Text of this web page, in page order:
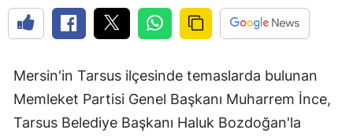
Mersin'in Tarsus ilçesinde temaslarda bulunan
Memleket Partisi Genel Başkanı Muharrem İnce,
Tarsus Belediye Başkanı Haluk Bozdoğan'la